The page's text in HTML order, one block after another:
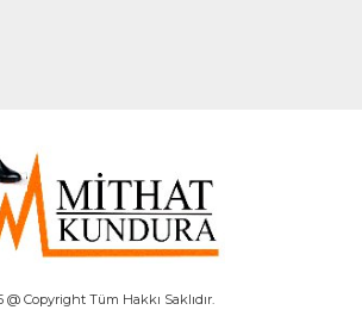
@ Copyright Tüm Hakkı Saklıdır.